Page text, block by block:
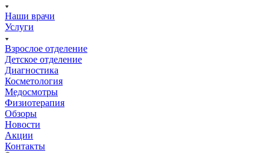
Наши врачи
Услуги
Взрослое отделение
Детское отделение
Диагностика
Косметология
Медосмотры
Физиотерапия
Обзоры
Новости
Акции
Контакты